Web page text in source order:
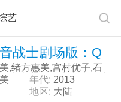
艺
战士剧场版：Q
,绪方惠美,宫村优子,石
,山寺宏一,坂本真绫,子安
子,立木文彦,清川元梦,长
哉,关智一,岩男润子,
年代: 2013
地区: 大陆